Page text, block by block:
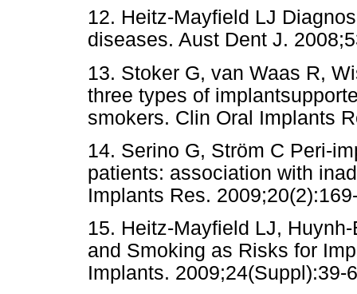
12. Heitz-Mayfield LJ
diseases. Aust Dent J.
13. Stoker G, van Waas R,
three types of
smokers. Clin Oral Implants
14. Serino G, Ström C Peri-
patients: association with
Implants Res.
15. Heitz-Mayfield LJ,
and Smoking as Risks for
Implants. 2009;24(Suppl):39-